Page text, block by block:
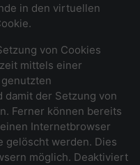
in den virtuellen
von Cookies
mittels einer
der Setzung von
Ferner können bereits
Internetbrowser
gelöscht werden. Dies
möglich. Deaktiviert